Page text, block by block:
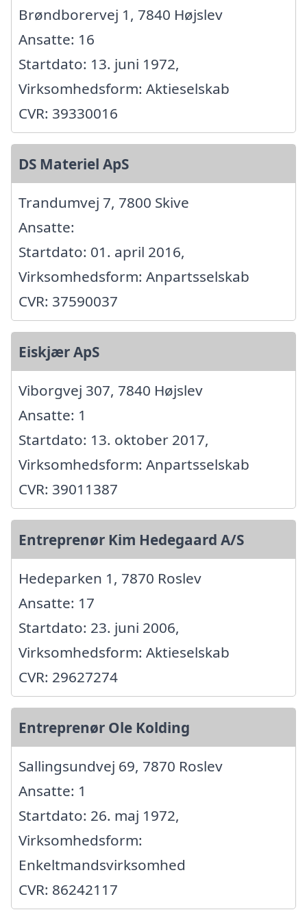
Brøndborervej 1, 7840 Højslev
Ansatte: 16
Startdato: 13. juni 1972,
Virksomhedsform: Aktieselskab
CVR: 39330016
DS Materiel ApS
Trandumvej 7, 7800 Skive
Ansatte:
Startdato: 01. april 2016,
Virksomhedsform: Anpartsselskab
CVR: 37590037
Eiskjær ApS
Viborgvej 307, 7840 Højslev
Ansatte: 1
Startdato: 13. oktober 2017,
Virksomhedsform: Anpartsselskab
CVR: 39011387
Entreprenør Kim Hedegaard A/S
Hedeparken 1, 7870 Roslev
Ansatte: 17
Startdato: 23. juni 2006,
Virksomhedsform: Aktieselskab
CVR: 29627274
Entreprenør Ole Kolding
Sallingsundvej 69, 7870 Roslev
Ansatte: 1
Startdato: 26. maj 1972,
Virksomhedsform:
Enkeltmandsvirksomhed
CVR: 86242117